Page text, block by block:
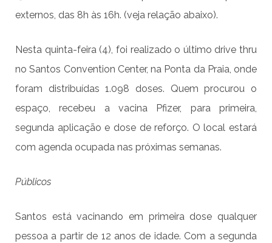
externos, das 8h às 16h. (veja relação abaixo).
Nesta quinta-feira (4), foi realizado o último drive thru
no Santos Convention Center, na Ponta da Praia, onde
foram distribuídas 1.098 doses. Quem procurou o
espaço, recebeu a vacina Pfizer, para primeira,
segunda aplicação e dose de reforço. O local estará
com agenda ocupada nas próximas semanas.
Públicos
Santos está vacinando em primeira dose qualquer
pessoa a partir de 12 anos de idade. Com a segunda